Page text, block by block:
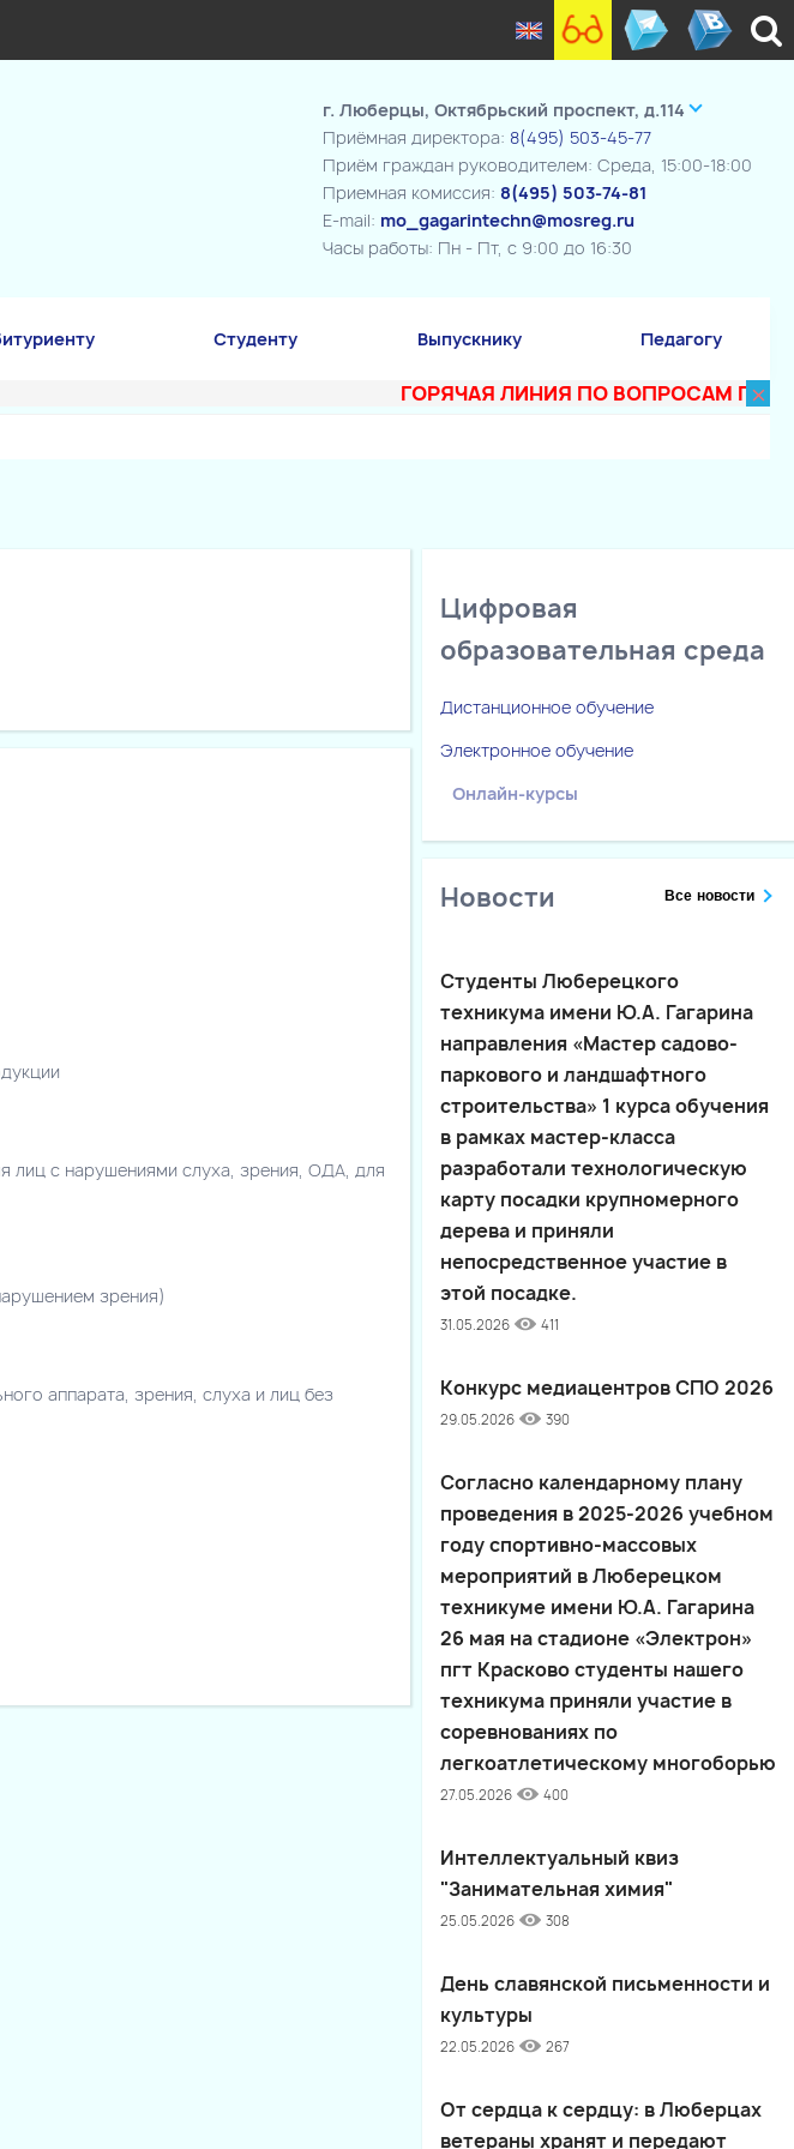
г. Люберцы, Октябрьский проспект, д.114
Приёмная директора: 8(495) 503-45-77
Приём граждан руководителем: Среда, 15:00-18:00
Приемная комиссия: 8(495) 503-74-81
E-mail: mo_gagarintechn@mosreg.ru
Часы работы: Пн - Пт, с 9:00 до 16:30
Студенту Выпускнику Педагогу
ГОРЯЧАЯ ЛИНИЯ ПО ВОПРОСАМ ×
лиц с нарушениями слуха, зрения, ОДА, для
зрения)
аппарата, зрения, слуха и лиц без
Цифровая
образовательная среда
Дистанционное обучение
Электронное обучение
Онлайн-курсы
Новости Все новости
Студенты Люберецкого
техникума имени Ю.А. Гагарина
направления «Мастер садово-
паркового и ландшафтного
строительства» 1 курса обучения
в рамках мастер-класса
разработали технологическую
карту посадки крупномерного
дерева и приняли
непосредственное участие в
этой посадке.
31.05.2026 411
Конкурс медиацентров СПО 2026
29.05.2026 390
Согласно календарному плану
проведения в 2025-2026 учебном
году спортивно-массовых
мероприятий в Люберецком
техникуме имени Ю.А. Гагарина
26 мая на стадионе «Электрон»
пгт Красково студенты нашего
техникума приняли участие в
соревнованиях по
легкоатлетическому многоборью
27.05.2026 400
Интеллектуальный квиз
"Занимательная химия"
25.05.2026 308
День славянской письменности и
культуры
22.05.2026 267
От сердца к сердцу: в Люберцах
ветераны хранят и передают